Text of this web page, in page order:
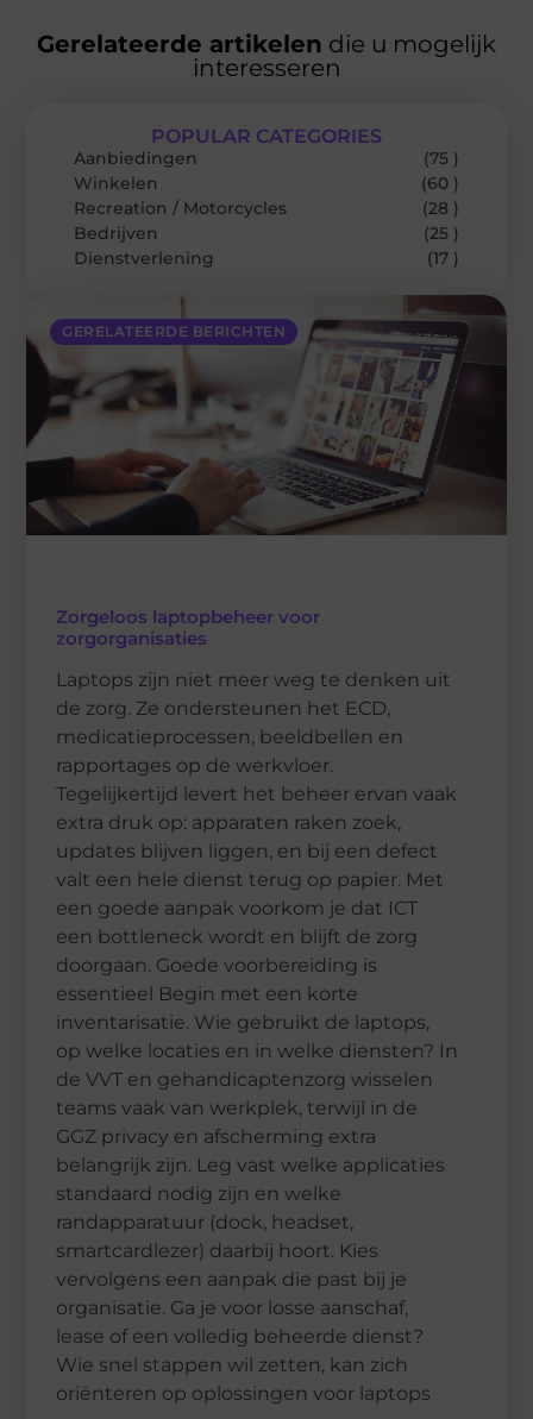
Gerelateerde artikelen die u mogelijk
interesseren
GERELATEERDE BERICHTEN
Zorgeloos laptopbeheer voor
zorgorganisaties
Laptops zijn niet meer weg te denken uit
de zorg. Ze ondersteunen het ECD,
medicatieprocessen, beeldbellen en
rapportages op de werkvloer.
Tegelijkertijd levert het beheer ervan vaak
extra druk op: apparaten raken zoek,
updates blijven liggen, en bij een defect
valt een hele dienst terug op papier. Met
een goede aanpak voorkom je dat ICT
een bottleneck wordt en blijft de zorg
doorgaan. Goede voorbereiding is
essentieel Begin met een korte
inventarisatie. Wie gebruikt de laptops,
op welke locaties en in welke diensten? In
de VVT en gehandicaptenzorg wisselen
teams vaak van werkplek, terwijl in de
GGZ privacy en afscherming extra
belangrijk zijn. Leg vast welke applicaties
standaard nodig zijn en welke
randapparatuur (dock, headset,
smartcardlezer) daarbij hoort. Kies
vervolgens een aanpak die past bij je
organisatie. Ga je voor losse aanschaf,
lease of een volledig beheerde dienst?
Wie snel stappen wil zetten, kan zich
oriënteren op oplossingen voor laptops
POPULAR CATEGORIES
Aanbiedingen
(75 )
Winkelen
(60 )
Recreation / Motorcycles
(28 )
Bedrijven
(25 )
Dienstverlening
(17 )